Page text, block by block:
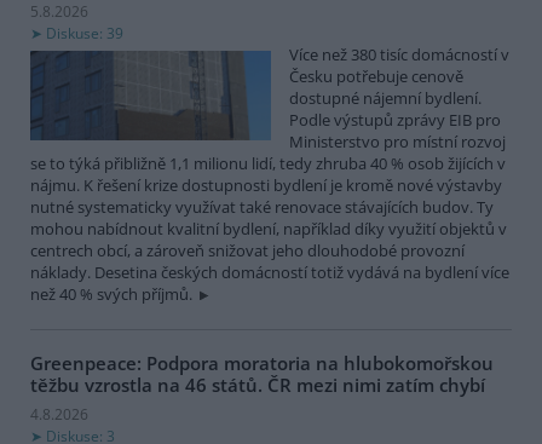
5.8.2026
Diskuse: 39
Více než 380 tisíc domácností v
Česku potřebuje cenově
dostupné nájemní bydlení.
Podle výstupů zprávy EIB pro
Ministerstvo pro místní rozvoj
se to týká přibližně 1,1 milionu lidí, tedy zhruba 40 % osob žijících v
nájmu. K řešení krize dostupnosti bydlení je kromě nové výstavby
nutné systematicky využívat také renovace stávajících budov. Ty
mohou nabídnout kvalitní bydlení, například díky využití objektů v
centrech obcí, a zároveň snižovat jeho dlouhodobé provozní
náklady. Desetina českých domácností totiž vydává na bydlení více
než 40 % svých příjmů.
Greenpeace: Podpora moratoria na hlubokomořskou
těžbu vzrostla na 46 států. ČR mezi nimi zatím chybí
4.8.2026
Diskuse: 3